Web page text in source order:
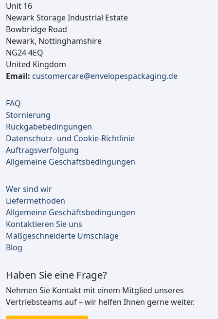
Unit 16
Newark Storage Industrial Estate
Bowbridge Road
Newark, Nottinghamshire
NG24 4EQ
United Kingdom
Email: customercare@envelopespackaging.de
FAQ
Stornierung
Rückgabebedingungen
Datenschutz- und Cookie-Richtlinie
Auftragsverfolgung
Allgemeine Geschäftsbedingungen
Wer sind wir
Liefermethoden
Allgemeine Geschäftsbedingungen
Kontaktieren Sie uns
Maßgeschneiderte Umschläge
Blog
Haben Sie eine Frage?
Nehmen Sie Kontakt mit einem Mitglied unseres
Vertriebsteams auf – wir helfen Ihnen gerne weiter.